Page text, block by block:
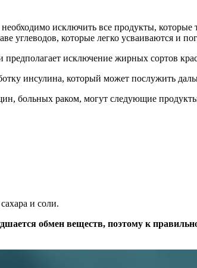
исключить все продукты,
углеводов, которые легко усваиваются
исключение жирных сортов
инсулина, который может послужить
больных раком, могут следующие
и соли.
обмен веществ, поэтому к